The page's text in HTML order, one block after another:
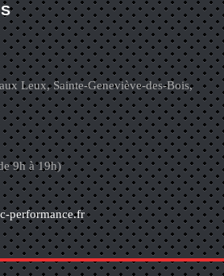
Leux, Sainte-Geneviève-des-Bois,
9h à 19h)
performance.fr